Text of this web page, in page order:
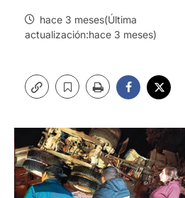
hace 3 meses(Última
actualización:hace 3 meses)